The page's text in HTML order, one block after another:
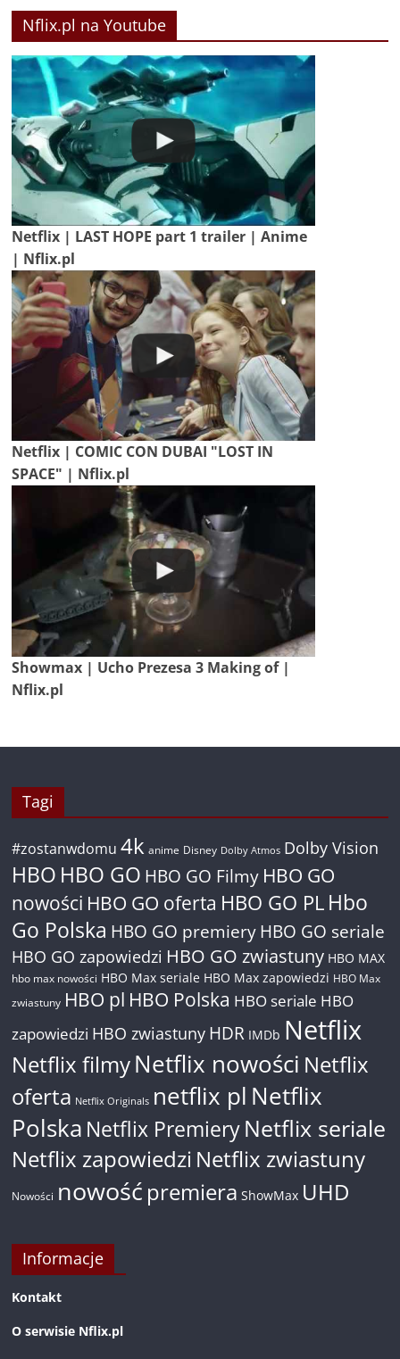
Nflix.pl na Youtube
Netflix | LAST HOPE part 1 trailer | Anime
| Nflix.pl
Netflix | COMIC CON DUBAI "LOST IN
SPACE" | Nflix.pl
Showmax | Ucho Prezesa 3 Making of |
Nflix.pl
Tagi
#zostanwdomu 4k anime Disney Dolby Atmos Dolby Vision
HBO HBO GO HBO GO Filmy HBO GO
nowości HBO GO oferta HBO GO PL Hbo
Go Polska HBO GO premiery HBO GO seriale
HBO GO zapowiedzi HBO GO zwiastuny HBO MAX
hbo max nowości HBO Max seriale HBO Max zapowiedzi HBO Max
zwiastuny HBO pl HBO Polska HBO seriale HBO
zapowiedzi HBO zwiastuny HDR IMDb Netflix
Netflix filmyNetflix nowości Netflix
oferta Netflix Originals netflix pl Netflix
Polska Netflix PremieryNetflix seriale
Netflix zapowiedzi Netflix zwiastuny
Nowości nowość premiera ShowMax UHD
Informacje
Kontakt
O serwisie Nflix.pl